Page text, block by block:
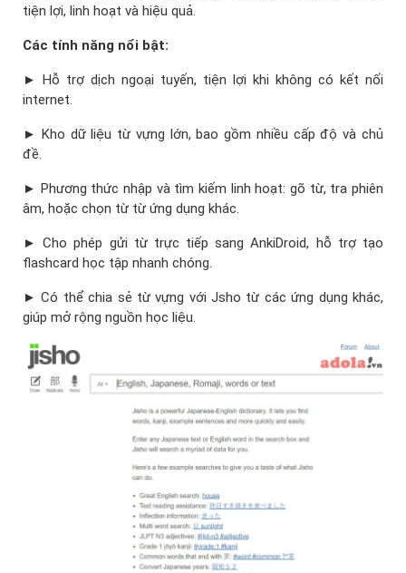
tiện lợi, linh hoạt và hiệu quả.
Các tính năng nổi bật:
► Hỗ trợ dịch ngoại tuyến, tiện lợi khi không có kết nối
internet.
► Kho dữ liệu từ vựng lớn, bao gồm nhiều cấp độ và chủ
đề.
► Phương thức nhập và tìm kiếm linh hoạt: gõ từ, tra phiên
âm, hoặc chọn từ từ ứng dụng khác.
► Cho phép gửi từ trực tiếp sang AnkiDroid, hỗ trợ tạo
flashcard học tập nhanh chóng.
► Có thể chia sẻ từ vựng với Jsho từ các ứng dụng khác,
giúp mở rộng nguồn học liệu.